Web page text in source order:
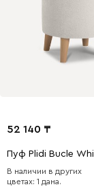
52 140
Пуф Plidi Bucle
В наличии в других
цветах: 1 дана.